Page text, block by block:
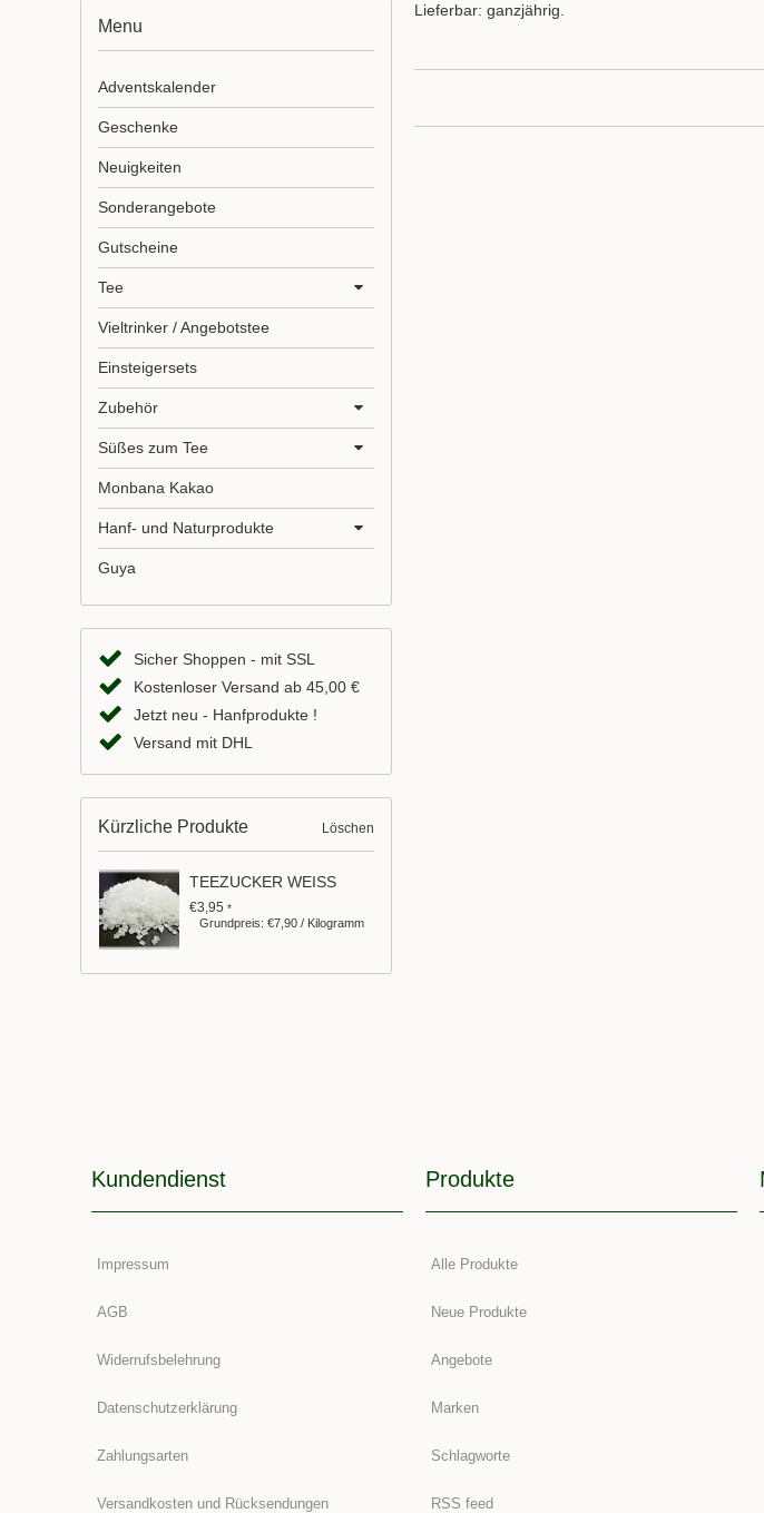
Lieferbar: ganzjährig.
Menu
Adventskalender
Geschenke
Neuigkeiten
Sonderangebote
Gutscheine
Tee
Vieltrinker / Angebotstee
Einsteigersets
Zubehör
Süßes zum Tee
Monbana Kakao
Hanf- und Naturprodukte
Guya
Sicher Shoppen - mit SSL
Kostenloser Versand ab 45,00 €
Jetzt neu - Hanfprodukte !
Versand mit DHL
Kürzliche Produkte Löschen
TEEZUCKER WEISS
€3,95*
Grundpreis: €7,90 / Kilogramm
Kundendienst
Impressum
AGB
Widerrufsbelehrung
Datenschutzerklärung
Zahlungsarten
Versandkosten und Rücksendungen
Produkte
Alle Produkte
Neue Produkte
Angebote
Marken
Schlagworte
RSS feed